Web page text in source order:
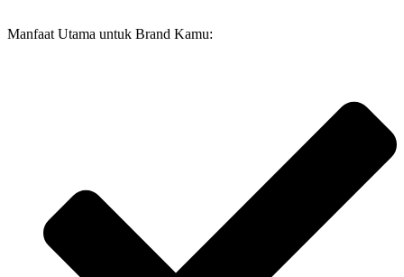
Manfaat Utama untuk Brand Kamu: